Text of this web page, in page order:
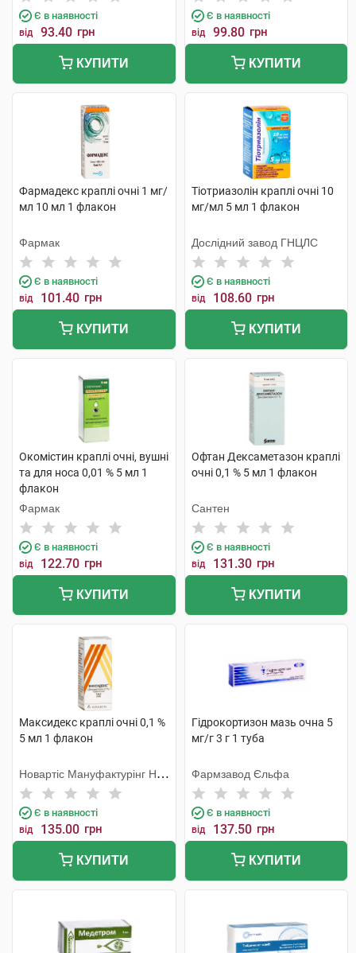
Є в наявності
від 93.40 грн
КУПИТИ
Є в наявності
від 99.80 грн
КУПИТИ
Фармадекс краплі очні 1 мг/
мл 10 мл 1 флакон
Фармак
Є в наявності
від 101.40 грн
КУПИТИ
Тіотриазолін краплі очні 10
мг/мл 5 мл 1 флакон
Дослідний завод ГНЦЛС
Є в наявності
від 108.60 грн
КУПИТИ
Окомістин краплі очні, вушні
та для носа 0,01 % 5 мл 1
флакон
Фармак
Є в наявності
від 122.70 грн
КУПИТИ
Офтан Дексаметазон краплі
очні 0,1 % 5 мл 1 флакон
Сантен
Є в наявності
від 131.30 грн
КУПИТИ
Максидекс краплі очні 0,1 %
5 мл 1 флакон
Новартіс Мануфактурінг НВ,
Бельгія
Є в наявності
від 135.00 грн
КУПИТИ
Гідрокортизон мазь очна 5
мг/г 3 г 1 туба
Фармзавод Єльфа
Є в наявності
від 137.50 грн
КУПИТИ